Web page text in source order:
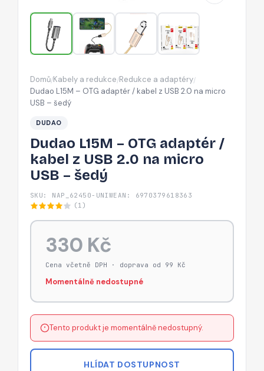
kabel
z
USB
2.0
micro
Domů/Kabely a redukce/Redukce a adaptéry/
Dudao L15M – OTG adaptér / kabel z USB 2.0 na micro
USB – šedý
DUDAO
Dudao L15M – OTG adaptér /
kabel z USB 2.0 na micro
USB – šedý
SKU: NAP_62450-UNIWEAN: 6970379618363
(1)
330 Kč
Cena včetně DPH · doprava od 99 Kč
Momentálně nedostupné
Tento produkt je momentálně nedostupný.
HLÍDAT DOSTUPNOST